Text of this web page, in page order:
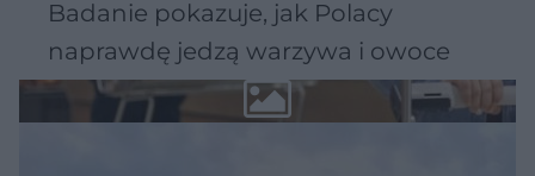
Badanie pokazuje, jak Polacy
naprawdę jedzą warzywa i owoce